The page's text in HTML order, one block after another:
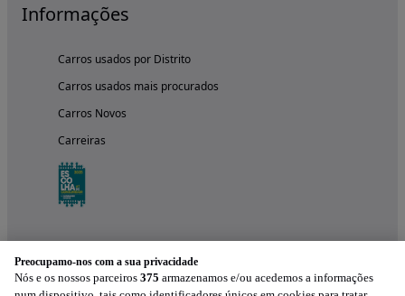
Informações
Carros usados por Distrito
Carros usados mais procurados
Carros Novos
Carreiras
Preocupamo-nos com a sua privacidade
Nós e os nossos parceiros 375 armazenamos e/ou acedemos a informações